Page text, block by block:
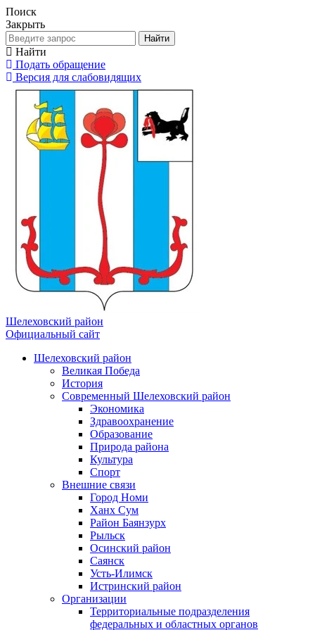
Поиск
Закрыть
Найти
Найти
Подать обращение
Версия для слабовидящих
Шелеховский район
Официальный сайт
Шелеховский район
Великая Победа
История
Современный Шелеховский район
Экономика
Здравоохранение
Образование
Природа района
Культура
Спорт
Внешние связи
Город Номи
Ханх Сум
Район Баянзурх
Рыльск
Осинский район
Саянск
Усть-Илимск
Истринский район
Организации
Территориальные подразделения
федеральных и областных органов